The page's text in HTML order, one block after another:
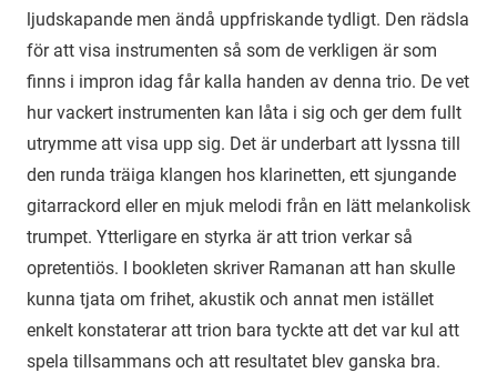
ljudskapande men ändå uppfriskande tydligt. Den rädsla
för att visa instrumenten så som de verkligen är som
finns i impron idag får kalla handen av denna trio. De vet
hur vackert instrumenten kan låta i sig och ger dem fullt
utrymme att visa upp sig. Det är underbart att lyssna till
den runda träiga klangen hos klarinetten, ett sjungande
gitarrackord eller en mjuk melodi från en lätt melankolisk
trumpet. Ytterligare en styrka är att trion verkar så
opretentiös. I bookleten skriver Ramanan att han skulle
kunna tjata om frihet, akustik och annat men istället
enkelt konstaterar att trion bara tyckte att det var kul att
spela tillsammans och att resultatet blev ganska bra.